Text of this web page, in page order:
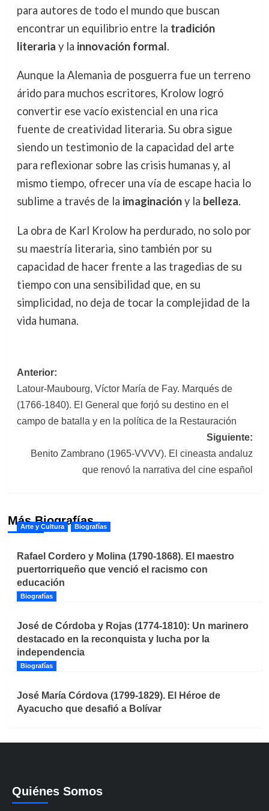
para autores de todo el mundo que buscan
encontrar un equilibrio entre la tradición
literaria y la innovación formal.
Aunque la Alemania de posguerra fue un terreno
árido para muchos escritores, Krolow logró
convertir ese vacío existencial en una rica
fuente de creatividad literaria. Su obra sigue
siendo un testimonio de la capacidad del arte
para reflexionar sobre las crisis humanas y, al
mismo tiempo, ofrecer una vía de escape hacia lo
sublime a través de la imaginacióny la belleza.
La obra de Karl Krolow ha perdurado, no solo por
su maestría literaria, sino también por su
capacidad de hacer frente a las tragedias de su
tiempo con una sensibilidad que, en su
simplicidad, no deja de tocar la complejidad de la
vida humana.
Navegación
de
entradas
Anterior:
Latour-Maubourg, Víctor María de Fay. Marqués de
(1766-1840). El General que forjó su destino en el
campo de batalla y en la política de la Restauración
Siguiente:
Benito Zambrano (1965-VVVV). El cineasta andaluz
que renovó la narrativa del cine español
Más Biografías
Arte y Cultura Biografías
Rafael Cordero y Molina (1790-1868). El maestro
puertorriqueño que venció el racismo con
educación
Biografías
José de Córdoba y Rojas (1774-1810): Un marinero
destacado en la reconquista y lucha por la
independencia
Biografías
José María Córdova (1799-1829). El Héroe de
Ayacucho que desafió a Bolívar
Quiénes Somos